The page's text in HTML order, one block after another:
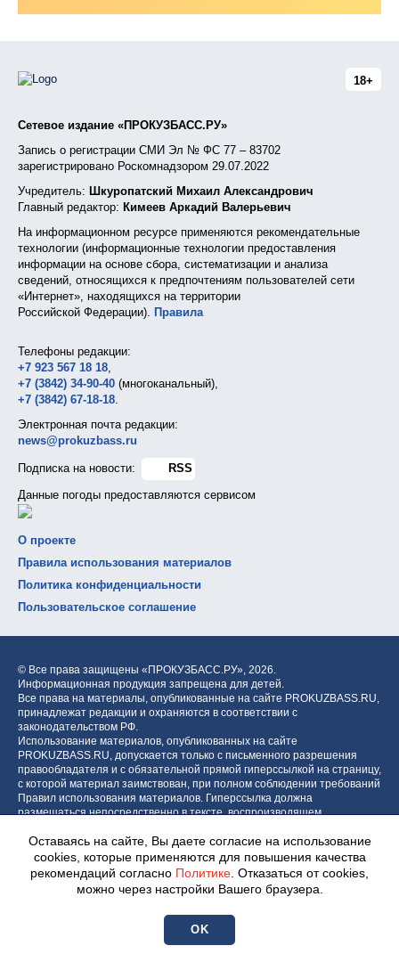
18+
Сетевое издание «ПРОКУЗБАСС.РУ»
Запись о регистрации СМИ Эл № ФС 77 – 83702
зарегистрировано Роскомнадзором 29.07.2022
Учредитель: Шкуропатский Михаил Александрович
Главный редактор: Кимеев Аркадий Валерьевич
На информационном ресурсе применяются рекомендательные
технологии (информационные технологии предоставления
информации на основе сбора, систематизации и анализа
сведений, относящихся к предпочтениям пользователей сети
«Интернет», находящихся на территории
Российской Федерации). Правила
Телефоны редакции:
+7 923 567 18 18
+7 (3842) 34-90-40 (многоканальный),
+7 (3842) 67-18-18
Электронная почта редакции:
news@prokuzbass.ru
Подписка на новости:
RSS
Данные погоды предоставляются сервисом
О проекте
Правила использования материалов
Политика конфиденциальности
Пользовательское соглашение
© Все права защищены «ПРОКУЗБАСС.РУ», 2026.
Информационная продукция запрещена для детей.
Все права на материалы, опубликованные на сайте PROKUZBASS.RU,
принадлежат редакции и охраняются в соответствии с
законодательством РФ.
Использование материалов, опубликованных на сайте
PROKUZBASS.RU, допускается только с письменного разрешения
правообладателя и с обязательной прямой гиперссылкой на страницу,
с которой материал заимствован, при полном соблюдении требований
Правил использования материалов. Гиперссылка должна
размещаться непосредственно в тексте, воспроизводящем
блока.
Центр интернет-проектов «МОЁ!»
Оставаясь на сайте, Вы даете согласие на использование
cookies, которые применяются для повышения качества
рекомендаций согласно Политике . Отказаться от cookies,
можно через настройки Вашего браузера.
OK